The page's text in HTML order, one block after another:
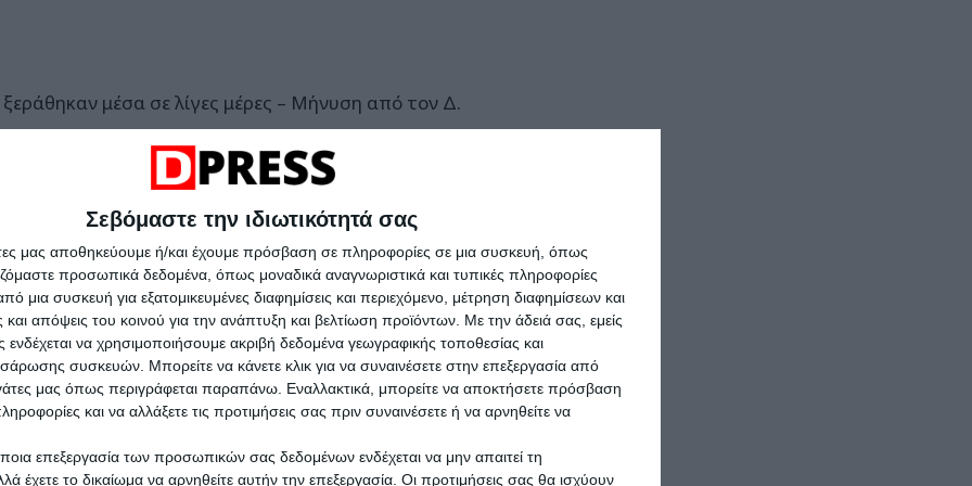
Σεβόμαστε την ιδιωτικότητά σας
μας αποθηκεύουμε ή/και έχουμε πρόσβαση σε πληροφορίες σε μια συσκευή, όπως
προσωπικά δεδομένα, όπως μοναδικά αναγνωριστικά και τυπικές πληροφορίες
μια συσκευή για εξατομικευμένες διαφημίσεις και περιεχόμενο, μέτρηση διαφημίσεων και
απόψεις του κοινού για την ανάπτυξη και βελτίωση προϊόντων. Με την άδειά σας, εμείς
ενδέχεται να χρησιμοποιήσουμε ακριβή δεδομένα γεωγραφικής τοποθεσίας και
συσκευών. Μπορείτε να κάνετε κλικ για να συναινέσετε στην επεξεργασία από
μας όπως περιγράφεται παραπάνω. Εναλλακτικά, μπορείτε να αποκτήσετε πρόσβαση
και να αλλάξετε τις προτιμήσεις σας πριν συναινέσετε ή να αρνηθείτε να
επεξεργασία των προσωπικών σας δεδομένων ενδέχεται να μην απαιτεί τη
έχετε το δικαίωμα να αρνηθείτε αυτήν την επεξεργασία. Οι προτιμήσεις σας θα ισχύουν
μέσα σε λίγες μέρες – Μήνυση από τον Δ.
στους ορυζώνες από τη Δευτέρα 10/8
- Έλεγχοι σε δεκάδες άτομα και οχήματα
μπαζότοπο - Δύο συλλήψεις επ' αυτοφώρω
του οδικού δικτύου στον Δήμο Δέλτα
από εθελοντές δότες μυελού των οστών (pics)
και το ΕΛΤΑ Courier
για Όλους 2026-2027»
σε εμπορικό κέντρο της Θεσσαλονίκης